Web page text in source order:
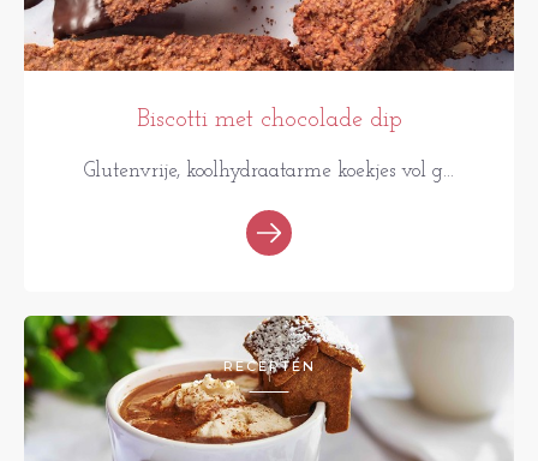
Biscotti met chocolade dip
Glutenvrije, koolhydraatarme koekjes vol g...
RECEPTEN